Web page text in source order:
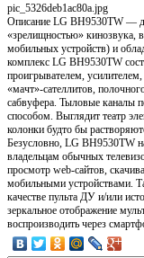
pic_5326deb1ac80a.jpg
Описание LG BH9530TW —
«зрелищностью» кинозвука,
мобильных устройств) и
комплекс LG BH9530TW
проигрывателем,
«мачт»-сателлитов,
сабвуфера. Тыловые каналы
способом. Выглядит театр
колонки будто бы
Безусловно, LG BH9530TW
владельцам обычных
просмотр web-сайтов,
мобильными устройствами.
качестве пульта ДУ и/или
зеркальное отображение
воспроизводить через